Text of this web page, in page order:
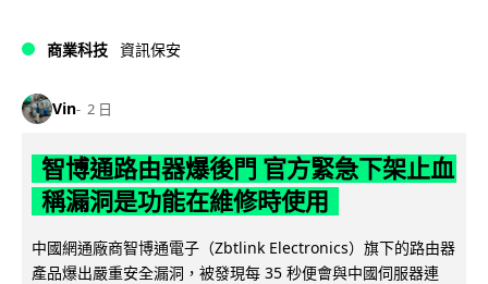
商業科技 資訊保安
Vin 2 日
智博通路由器爆後門 官方緊急下架止血
稱漏洞是功能在維修時使用
中國網通廠商智博通電子（Zbtlink Electronics）旗下的路由器
產品爆出嚴重安全漏洞，被發現每 35 秒便會與中國伺服器連